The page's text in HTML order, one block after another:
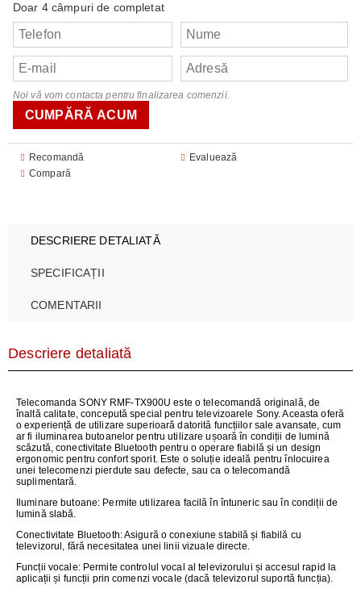
Doar 4 câmpuri de completat
Noi vă vom contacta pentru finalizarea comenzii.
Recomandă
Evaluează
Compară
DESCRIERE DETALIATĂ
SPECIFICAȚII
COMENTARII
Descriere detaliată
Telecomanda SONY RMF-TX900U este o telecomandă originală, de
înaltă calitate, concepută special pentru televizoarele Sony. Aceasta oferă
o experiență de utilizare superioară datorită funcțiilor sale avansate, cum
ar fi iluminarea butoanelor pentru utilizare ușoară în condiții de lumină
scăzută, conectivitate Bluetooth pentru o operare fiabilă și un design
ergonomic pentru confort sporit. Este o soluție ideală pentru înlocuirea
unei telecomenzi pierdute sau defecte, sau ca o telecomandă
suplimentară.
Iluminare butoane: Permite utilizarea facilă în întuneric sau în condiții de
lumină slabă.
Conectivitate Bluetooth: Asigură o conexiune stabilă și fiabilă cu
televizorul, fără necesitatea unei linii vizuale directe.
Funcții vocale:Permite controlul vocal al televizorului și accesul rapid la
aplicații și funcții prin comenzi vocale (dacă televizorul suportă funcția).